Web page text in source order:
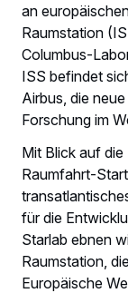
an
Raumstation
Columbus-
ISS befindet
Airbus, die
Forschung im
Mit Blick auf
Raumfahrt-
für die
Starlab ebnen
Raumstation,
Europäische